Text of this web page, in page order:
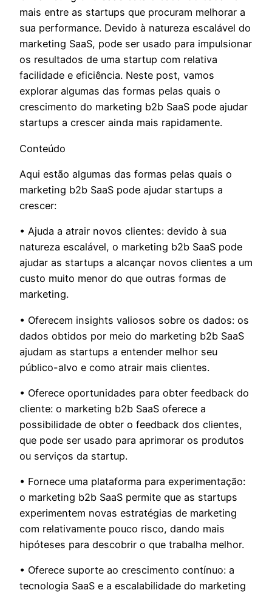
mais entre as startups que procuram melhorar a
sua performance. Devido à natureza escalável do
marketing SaaS, pode ser usado para impulsionar
os resultados de uma startup com relativa
facilidade e eficiência. Neste post, vamos
explorar algumas das formas pelas quais o
crescimento do marketing b2b SaaS pode ajudar
startups a crescer ainda mais rapidamente.
Conteúdo
Aqui estão algumas das formas pelas quais o
marketing b2b SaaS pode ajudar startups a
crescer:
• Ajuda a atrair novos clientes: devido à sua
natureza escalável, o marketing b2b SaaS pode
ajudar as startups a alcançar novos clientes a um
custo muito menor do que outras formas de
marketing.
• Oferecem insights valiosos sobre os dados: os
dados obtidos por meio do marketing b2b SaaS
ajudam as startups a entender melhor seu
público-alvo e como atrair mais clientes.
• Oferece oportunidades para obter feedback do
cliente: o marketing b2b SaaS oferece a
possibilidade de obter o feedback dos clientes,
que pode ser usado para aprimorar os produtos
ou serviços da startup.
• Fornece uma plataforma para experimentação:
o marketing b2b SaaS permite que as startups
experimentem novas estratégias de marketing
com relativamente pouco risco, dando mais
hipóteses para descobrir o que trabalha melhor.
• Oferece suporte ao crescimento contínuo: a
tecnologia SaaS e a escalabilidade do marketing